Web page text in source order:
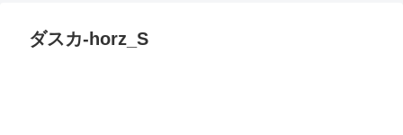
ダスカ-horz_S